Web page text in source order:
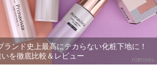
ランド史上最高にテカらない化粧下地に！
を徹底比較＆レビュー